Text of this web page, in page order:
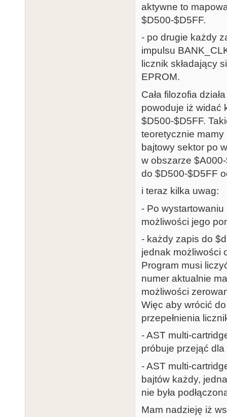
aktywne to
$D500-$D5FF.
- po drugie każdy
impulsu
licznik składający
EPROM.
Cała filozofia
powoduje iż widać
$D500-$D5FF.
teoretycznie
bajtowy sektor po
w obszarze
do $D500-$D5FF
i teraz kilka uwag:
- Po
możliwości jego
- każdy zapis do
jednak możliwości
Program musi
numer aktualnie
możliwości
Więc aby wrócić
przepełnienia
- AST multi-
próbuje przejąć
- AST multi-
bajtów każdy,
nie była
Mam nadzieję iż